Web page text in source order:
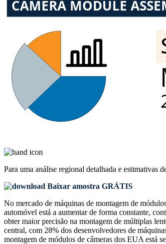
Para uma análise regional detalhada e estimativas
Baixar amostra GRÁTIS
No mercado de máquinas de montagem de
automóvel está a aumentar de forma constante,
obter maior precisão na montagem de múltiplas
central, com 28% dos desenvolvedores de
montagem de módulos de câmeras dos EUA está